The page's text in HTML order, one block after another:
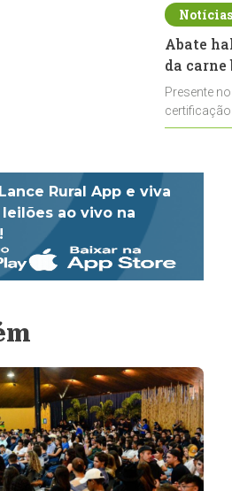
Abate
da
Presente
Rural App e viva
ao vivo na